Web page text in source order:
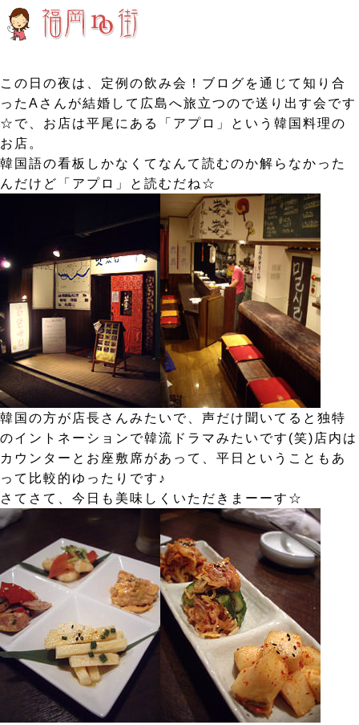
この日の夜は、定例の飲み会！ブログを通じて知り合
ったAさんが結婚して広島へ旅立つので送り出す会です
☆で、お店は平尾にある「アプロ」という韓国料理の
お店。
韓国語の看板しかなくてなんて読むのか解らなかった
んだけど「アプロ」と読むだね☆
韓国の方が店長さんみたいで、声だけ聞いてると独特
のイントネーションで韓流ドラマみたいです(笑)店内は
カウンターとお座敷席があって、平日ということもあ
って比較的ゆったりです♪
さてさて、今日も美味しくいただきまーーす☆